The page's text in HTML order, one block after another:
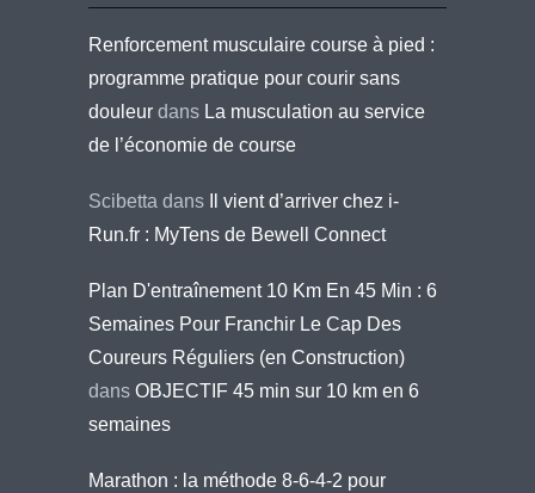
Renforcement musculaire course à pied :
programme pratique pour courir sans
douleur dans La musculation au service
de l’économie de course
Scibetta dans
Il vient d’arriver chez i-
Run.fr : MyTens de Bewell Connect
Plan D'entraînement 10 Km En 45 Min : 6
Semaines Pour Franchir Le Cap Des
Coureurs Réguliers (en Construction)
dans OBJECTIF 45 min sur 10 km en 6
semaines
Marathon : la méthode 8-6-4-2 pour